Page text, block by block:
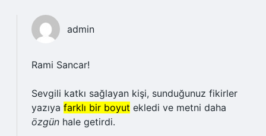
admin
Rami Sancar!
Sevgili katkı sağlayan kişi, sunduğunuz fikirler
yazıya farklı bir boyut ekledi ve metni daha
özgün hale getirdi.